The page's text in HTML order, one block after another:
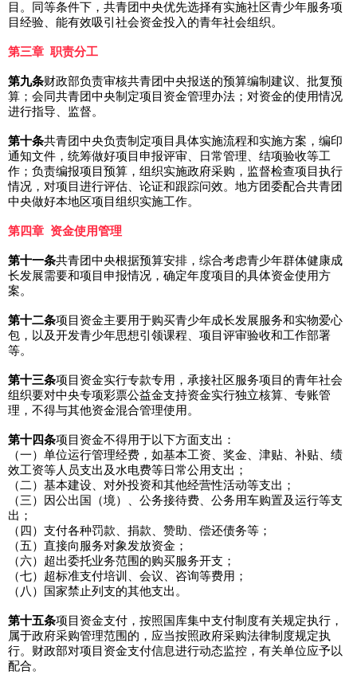
目。同等条件下，共青团中央优先选择有实施社区青少年服务项
目经验、能有效吸引社会资金投入的青年社会组织。
第三章 职责分工
第九条财政部负责审核共青团中央报送的预算编制建议、批复预
算；会同共青团中央制定项目资金管理办法；对资金的使用情况
进行指导、监督。
第十条共青团中央负责制定项目具体实施流程和实施方案，编印
通知文件，统筹做好项目申报评审、日常管理、结项验收等工
作；负责编报项目预算，组织实施政府采购，监督检查项目执行
情况，对项目进行评估、论证和跟踪问效。地方团委配合共青团
中央做好本地区项目组织实施工作。
第四章 资金使用管理
第十一条共青团中央根据预算安排，综合考虑青少年群体健康成
长发展需要和项目申报情况，确定年度项目的具体资金使用方
案。
第十二条项目资金主要用于购买青少年成长发展服务和实物爱心
包，以及开发青少年思想引领课程、项目评审验收和工作部署
等。
第十三条项目资金实行专款专用，承接社区服务项目的青年社会
组织要对中央专项彩票公益金支持资金实行独立核算、专账管
理，不得与其他资金混合管理使用。
第十四条项目资金不得用于以下方面支出：
（一）单位运行管理经费，如基本工资、奖金、津贴、补贴、绩
效工资等人员支出及水电费等日常公用支出；
（二）基本建设、对外投资和其他经营性活动等支出；
（三）因公出国（境）、公务接待费、公务用车购置及运行等支
出；
（四）支付各种罚款、捐款、赞助、偿还债务等；
（五）直接向服务对象发放资金；
（六）超出委托业务范围的购买服务开支；
（七）超标准支付培训、会议、咨询等费用；
（八）国家禁止列支的其他支出。
第十五条项目资金支付，按照国库集中支付制度有关规定执行，
属于政府采购管理范围的，应当按照政府采购法律制度规定执
行。财政部对项目资金支付信息进行动态监控，有关单位应予以
配合。